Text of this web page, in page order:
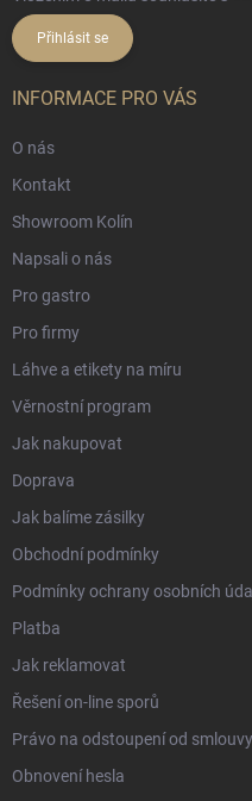
Přihlásit se
INFORMACE PRO VÁS
O nás
Kontakt
Showroom Kolín
Napsali o nás
Pro gastro
Pro firmy
Láhve a etikety na míru
Věrnostní program
Jak nakupovat
Doprava
Jak balíme zásilky
Obchodní podmínky
Podmínky ochrany osobních
Platba
Jak reklamovat
Řešení on-line sporů
Právo na odstoupení od smlouvy
Obnovení hesla